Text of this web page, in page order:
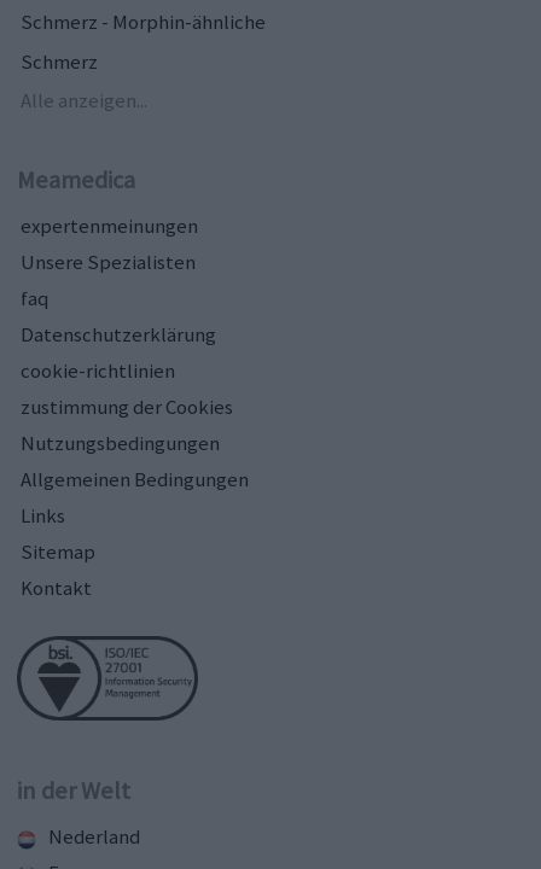
Schmerz - Morphin-ähnliche
Schmerz
Alle anzeigen...
Meamedica
expertenmeinungen
Unsere Spezialisten
faq
Datenschutzerklärung
cookie-richtlinien
zustimmung der Cookies
Nutzungsbedingungen
Allgemeinen Bedingungen
Links
Sitemap
Kontakt
in der Welt
Nederland